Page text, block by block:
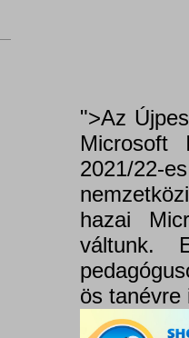
">Az
Microsoft
2021/
hazai
váltunk.
ös tanévre